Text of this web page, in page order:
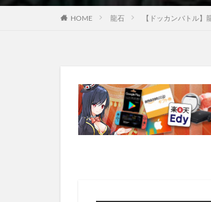
HOME 龍石 【ドッカンバトル